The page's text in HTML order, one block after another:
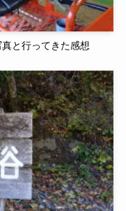
と行ってきた感想